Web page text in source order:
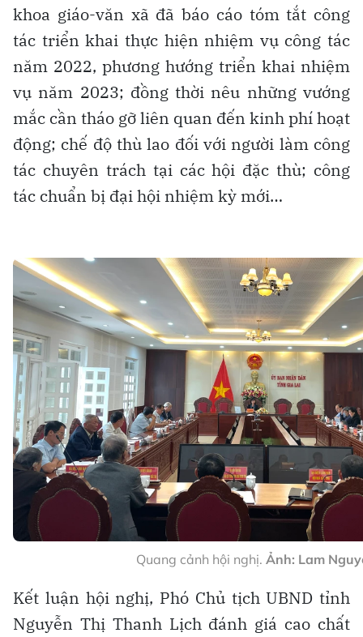
khoa giáo-văn xã đã báo cáo tóm tắt công
tác triển khai thực hiện nhiệm vụ công tác
năm 2022, phương hướng triển khai nhiệm
vụ năm 2023; đồng thời nêu những vướng
mắc cần tháo gỡ liên quan đến kinh phí hoạt
động; chế độ thù lao đối với người làm công
tác chuyên trách tại các hội đặc thù; công
tác chuẩn bị đại hội nhiệm kỳ mới…
Quang cảnh hội nghị. Ảnh: Lam
Kết luận hội nghị, Phó Chủ tịch UBND tỉnh
Nguyễn Thị Thanh Lịch đánh giá cao chất